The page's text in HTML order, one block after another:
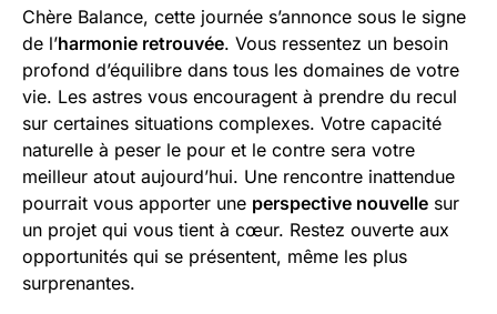
Chère Balance, cette journée s’annonce sous le signe
de l’harmonie retrouvée. Vous ressentez un besoin
profond d’équilibre dans tous les domaines de votre
vie. Les astres vous encouragent à prendre du recul
sur certaines situations complexes. Votre capacité
naturelle à peser le pour et le contre sera votre
meilleur atout aujourd’hui. Une rencontre inattendue
pourrait vous apporter une perspective nouvelle sur
un projet qui vous tient à cœur. Restez ouverte aux
opportunités qui se présentent, même les plus
surprenantes.